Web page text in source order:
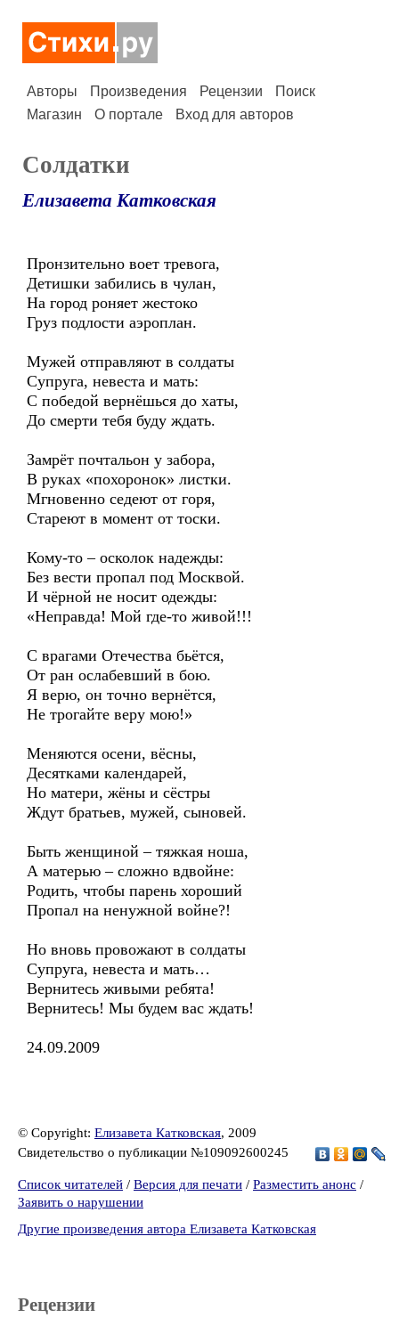
Авторы Произведения Рецензии
Поиск
Магазин
О портале Вход для авторов
Солдатки
Елизавета Катковская
Пронзительно воет тревога,
Детишки забились в чулан,
На город роняет жестоко
Груз подлости аэроплан.
Мужей отправляют в солдаты
Супруга, невеста и мать:
С победой вернёшься до хаты,
До смерти тебя буду ждать.
Замрёт почтальон у забора,
В руках «похоронок» листки.
Мгновенно седеют от горя,
Стареют в момент от тоски.
Кому-то – осколок надежды:
Без вести пропал под Москвой.
И чёрной не носит одежды:
«Неправда! Мой где-то живой!!!
С врагами Отечества бьётся,
От ран ослабевший в бою.
Я верю, он точно вернётся,
Не трогайте веру мою!»
Меняются осени, вёсны,
Десятками календарей,
Но матери, жёны и сёстры
Ждут братьев, мужей, сыновей.
Быть женщиной – тяжкая ноша,
А матерью – сложно вдвойне:
Родить, чтобы парень хороший
Пропал на ненужной войне?!
Но вновь провожают в солдаты
Супруга, невеста и мать…
Вернитесь живыми ребята!
Вернитесь! Мы будем вас ждать!
24.09.2009
© Copyright: Елизавета Катковская, 2009
Свидетельство о публикации №109092600245
Список читателей / Версия для печати / Разместить анонс /
Заявить о нарушении
Другие произведения автора Елизавета Катковская
Рецензии